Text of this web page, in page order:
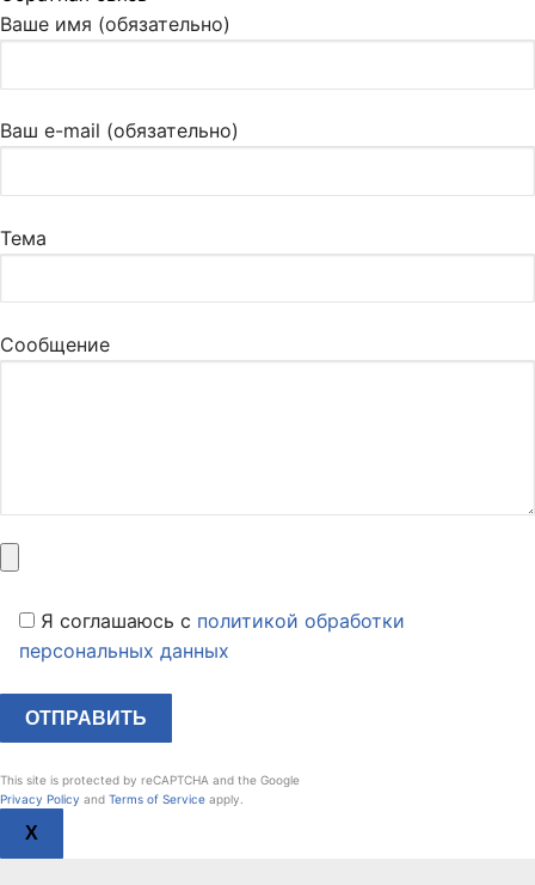
Ваше имя (обязательно)
Ваш e-mail (обязательно)
Тема
Сообщение
Я соглашаюсь c политикой обработки
персональных данных
This site is protected by reCAPTCHA and the Google
Privacy Policy and Terms of Service apply.
X